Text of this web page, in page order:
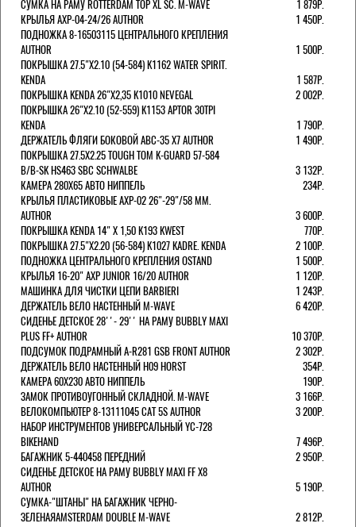
СУМКА НА РАМУ ROTTERDAM TOP XL SC. M-WAVE
1 879Р.
КРЫЛЬЯ AXP-04-24/26 AUTHOR
1 450Р.
ПОДНОЖКА 8-16503115 ЦЕНТРАЛЬНОГО КРЕПЛЕНИЯ
AUTHOR
1 500Р.
ПОКРЫШКА 27.5"Х2.10 (54-584) K1162 WATER SPIRIT.
KENDA
1 587Р.
ПОКРЫШКА KENDA 26"Х2,35 K1010 NEVEGAL
2 002Р.
ПОКРЫШКА 26"Х2.10 (52-559) K1153 APTOR 30TPI
KENDA
1 790Р.
ДЕРЖАТЕЛЬ ФЛЯГИ БОКОВОЙ ABC-35 X7 AUTHOR
1 490Р.
ПОКРЫШКА 27.5X2.25 TOUGH TOM K-GUARD 57-584
B/B-SK HS463 SBC SCHWALBE
3 132Р.
КАМЕРА 280Х65 АВТО НИППЕЛЬ
234Р.
КРЫЛЬЯ ПЛАСТИКОВЫЕ AXP-02 26"-29"/58 ММ.
AUTHOR
3 600Р.
ПОКРЫШКА KENDA 14" Х 1,50 K193 KWEST
770Р.
ПОКРЫШКА 27.5"Х2.20 (56-584) K1027 KADRE. KENDA
2 100Р.
ПОДНОЖКА ЦЕНТРАЛЬНОГО КРЕПЛЕНИЯ OSTAND
1 500Р.
КРЫЛЬЯ 16-20" AXP JUNIOR 16/20 AUTHOR
1 120Р.
МАШИНКА ДЛЯ ЧИСТКИ ЦЕПИ BARBIERI
1 243Р.
ДЕРЖАТЕЛЬ ВЕЛО НАСТЕННЫЙ M-WAVE
6 420Р.
СИДЕНЬЕ ДЕТСКОЕ 28''- 29'' НА РАМУ BUBBLY MAXI
PLUS FF+ AUTHOR
10 370Р.
ПОДСУМОК ПОДРАМНЫЙ A-R281 GSB FRONT AUTHOR
2 302Р.
ДЕРЖАТЕЛЬ ВЕЛО НАСТЕННЫЙ H09 HORST
354Р.
КАМЕРА 60X230 АВТО НИППЕЛЬ
190Р.
ЗАМОК ПРОТИВОУГОННЫЙ СКЛАДНОЙ. M-WAVE
3 166Р.
ВЕЛОКОМПЬЮТЕР 8-13111045 CAT 5S AUTHOR
3 200Р.
НАБОР ИНСТРУМЕНТОВ УНИВЕРСАЛЬНЫЙ YC-728
BIKEHAND
7 496Р.
БАГАЖНИК 5-440458 ПЕРЕДНИЙ
2 950Р.
СИДЕНЬЕ ДЕТСКОЕ НА РАМУ BUBBLY MAXI FF X8
AUTHOR
5 190Р.
СУМКА-"ШТАНЫ" НА БАГАЖНИК ЧЕРНО-
ЗЕЛЕНАЯAMSTERDAM DOUBLE M-WAVE
2 812Р.